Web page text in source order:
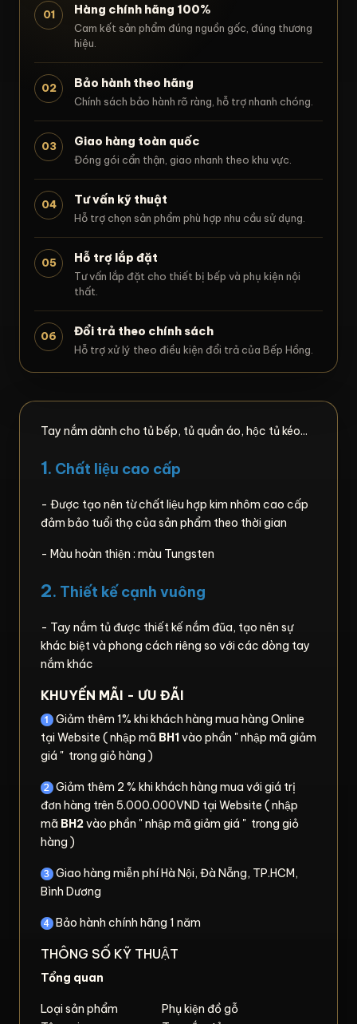
01 Hàng chính hãng 100%
Cam kết sản phẩm đúng nguồn gốc, đúng thương
hiệu.
02 Bảo hành theo hãng
Chính sách bảo hành rõ ràng, hỗ trợ nhanh chóng.
03 Giao hàng toàn quốc
Đóng gói cẩn thận, giao nhanh theo khu vực.
04 Tư vấn kỹ thuật
Hỗ trợ chọn sản phẩm phù hợp nhu cầu sử dụng.
05 Hỗ trợ lắp đặt
Tư vấn lắp đặt cho thiết bị bếp và phụ kiện nội
thất.
06 Đổi trả theo chính sách
Hỗ trợ xử lý theo điều kiện đổi trả của Bếp Hồng.
Tay nắm dành cho tủ bếp, tủ quần áo, hộc tủ kéo...
1. Chất liệu cao cấp
- Được tạo nên từ chất liệu hợp kim nhôm cao cấp
đảm bảo tuổi thọ của sản phẩm theo thời gian
- Màu hoàn thiện : màu Tungsten
2. Thiết kế cạnh vuông
- Tay nắm tủ được thiết kế nắm đũa, tạo nên sự
khác biệt và phong cách riêng so với các dòng tay
nắm khác
KHUYẾN MÃI - ƯU ĐÃI
Giảm thêm 1% khi khách hàng mua hàng Online
tại Website ( nhập mã BH1vào phần " nhập mã giảm
giá " trong giỏ hàng )
Giảm thêm 2 % khi khách hàng mua với giá trị
đơn hàng trên 5.000.000VND tại Website ( nhập
mã BH2vào phần " nhập mã giảm giá " trong giỏ
hàng )
Giao hàng miễn phí Hà Nội, Đà Nẵng, TP.HCM,
Bình Dương
Bảo hành chính hãng 1 năm
THÔNG SỐ KỸ THUẬT
Tổng quan
Loại sản phẩm
Phụ kiện đồ gỗ